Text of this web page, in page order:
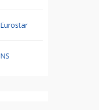
Eurostar
NS